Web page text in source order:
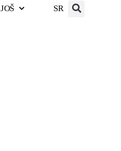
JOŠ SR